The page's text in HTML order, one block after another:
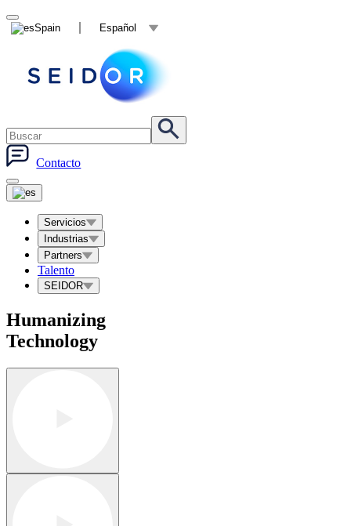
Spain Español
Contacto
Servicios
Industrias
Partners
Talento
SEIDOR
Humanizing
Technology